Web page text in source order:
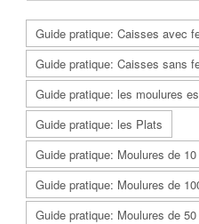
Guide pratique: Caisses avec
Guide pratique: Caisses sans
Guide pratique: les moulures
Guide pratique: les Plats
Guide pratique: Moulures de
Guide pratique: Moulures de
Guide pratique: Moulures de